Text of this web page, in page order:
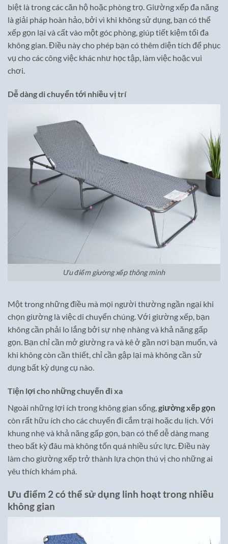
biệt là trong các căn hộ hoặc phòng trọ. Giường xếp đa năng
là giải pháp hoàn hảo, bởi vì khi không sử dụng, bạn có thể
xếp gọn lại và cất vào một góc phòng, giúp tiết kiệm tối đa
không gian. Điều này cho phép bạn có thêm diện tích để phục
vụ cho các công việc khác như học tập, làm việc hoặc vui
chơi.
Dễ dàng di chuyển tới nhiều vị trí
Ưu điểm giường xếp thông minh
Một trong những điều mà mọi người thường ngần ngại khi
chọn giường là việc di chuyển chúng. Với giường xếp, bạn
không cần phải lo lắng bởi sự nhẹ nhàng và khả năng gấp
gọn. Bạn chỉ cần mở giường ra và kê ở gần nơi bạn muốn, và
khi không còn cần thiết, chỉ cần gập lại mà không cần sử
dụng bất kỳ dụng cụ nào.
Tiện lợi cho những chuyến đi xa
Ngoài những lợi ích trong không gian sống,giường xếp gọn
còn rất hữu ích cho các chuyến đi cắm trại hoặc du lịch. Với
khung nhẹ và khả năng gấp gọn, bạn có thể dễ dàng mang
theo bất kỳ đâu mà không tốn quá nhiều sức lực. Điều này
làm cho giường xếp trở thành lựa chọn thú vị cho những ai
yêu thích khám phá.
Ưu điểm 2 có thể sử dụng linh hoạt trong nhiều
không gian